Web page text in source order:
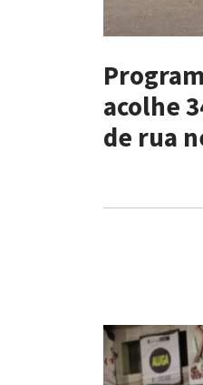
acolhe
de rua